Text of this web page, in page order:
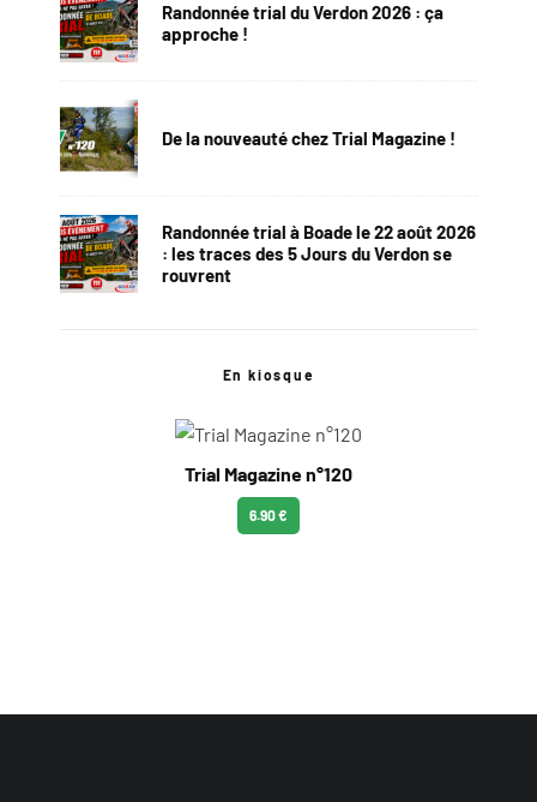
Randonnée trial du Verdon 2026 : ça
approche !
De la nouveauté chez Trial Magazine !
Randonnée trial à Boade le 22 août 2026
: les traces des 5 Jours du Verdon se
rouvrent
En kiosque
Trial Magazine n°120
6.90 €